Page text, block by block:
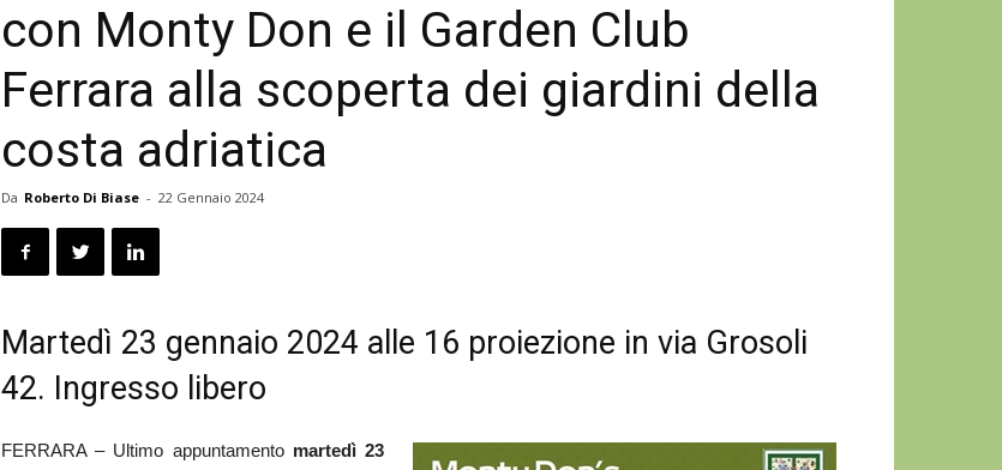
con Monty Don e il Garden Club
Ferrara alla scoperta dei giardini della
costa adriatica
Da Roberto Di Biase - 22 Gennaio 2024
Martedì 23 gennaio 2024 alle 16 proiezione in via Grosoli
42. Ingresso libero
FERRARA – Ultimo appuntamento martedì 23